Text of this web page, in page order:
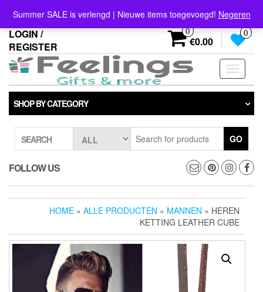
the
content
Summer SALE is verlengd | Nieuwe items toegevoegd! Negeren
info@feelings-giftshop.nl
LOGIN /
REGISTER
0
€0.00
0
Toggle
SHOP BY CATEGORY
SEARCH GO
FOLLOW US
HOME » ALLE PRODUCTEN » MANNEN » HEREN
KETTING LEATHER CUBE